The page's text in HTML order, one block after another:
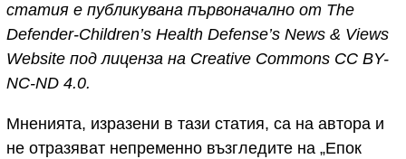
статия е публикувана първоначално от The
Defender-Children’s Health Defense’s News & Views
Website под лиценза на Creative Commons CC BY-
NC-ND 4.0.
Мненията, изразени в тази статия, са на автора и
не отразяват непременно възгледите на „Епок